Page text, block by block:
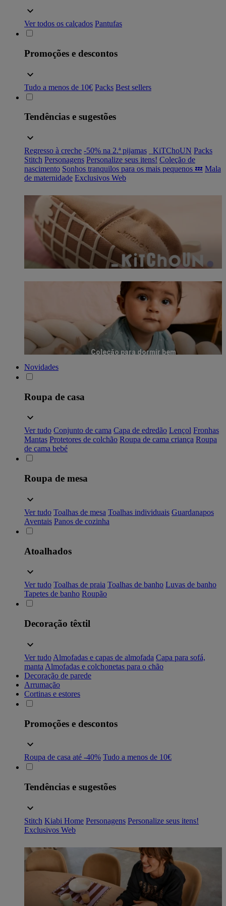
Ver todos os calçados Pantufas
Promoções e descontos
Tudo a menos de 10€ Packs Best sellers
Tendências e sugestões
Regresso à creche -50% na 2.ª pijamas _KiTChoUN Packs
Stitch Personagens Personalize seus itens! Coleção de
nascimento Sonhos tranquilos para os mais pequenos 💤 Mala
de maternidade Exclusivos Web
Coleção para dormir bem
Novidades
Roupa de casa
Ver tudo Conjunto de cama Capa de edredão Lençol Fronhas
Mantas Protetores de colchão Roupa de cama criança Roupa
de cama bebé
Roupa de mesa
Ver tudo Toalhas de mesa Toalhas individuais Guardanapos
Aventais Panos de cozinha
Atoalhados
Ver tudo Toalhas de praia Toalhas de banho Luvas de banho
Tapetes de banho Roupão
Decoração têxtil
Ver tudo Almofadas e capas de almofada Capa para sofá,
manta Almofadas e colchonetas para o chão
Decoração de parede
Arrumação
Cortinas e estores
Promoções e descontos
Roupa de casa até -40% Tudo a menos de 10€
Tendências e sugestões
Stitch Kiabi Home Personagens Personalize seus itens!
Exclusivos Web